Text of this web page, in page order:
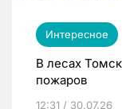
Интересное
В лесах
пожаров
12:31 / 30.07.26